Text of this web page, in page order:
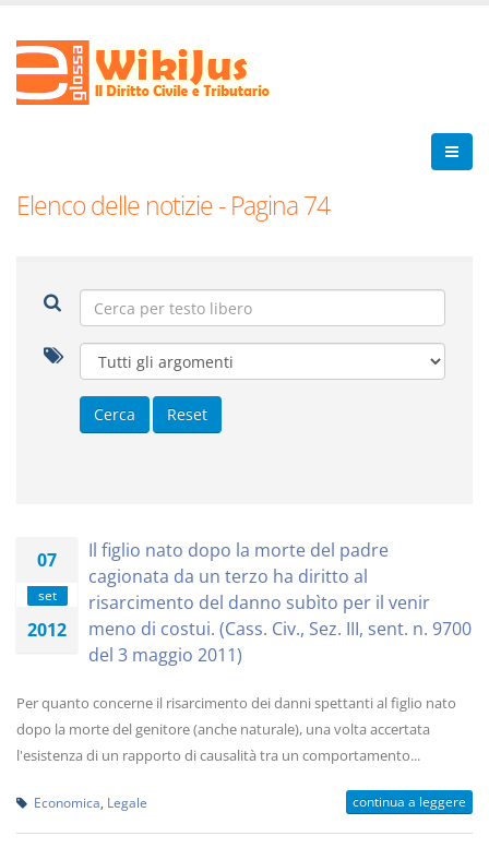
Elenco delle notizie - Pagina 74
07
set
2012
Il figlio nato dopo la morte del padre
cagionata da un terzo ha diritto al
risarcimento del danno subìto per il venir
meno di costui. (Cass. Civ., Sez. III, sent. n. 9700
del 3 maggio 2011)
Per quanto concerne il risarcimento dei danni spettanti al figlio nato
dopo la morte del genitore (anche naturale), una volta accertata
l'esistenza di un rapporto di causalità tra un comportamento...
Economica Legale continua a leggere